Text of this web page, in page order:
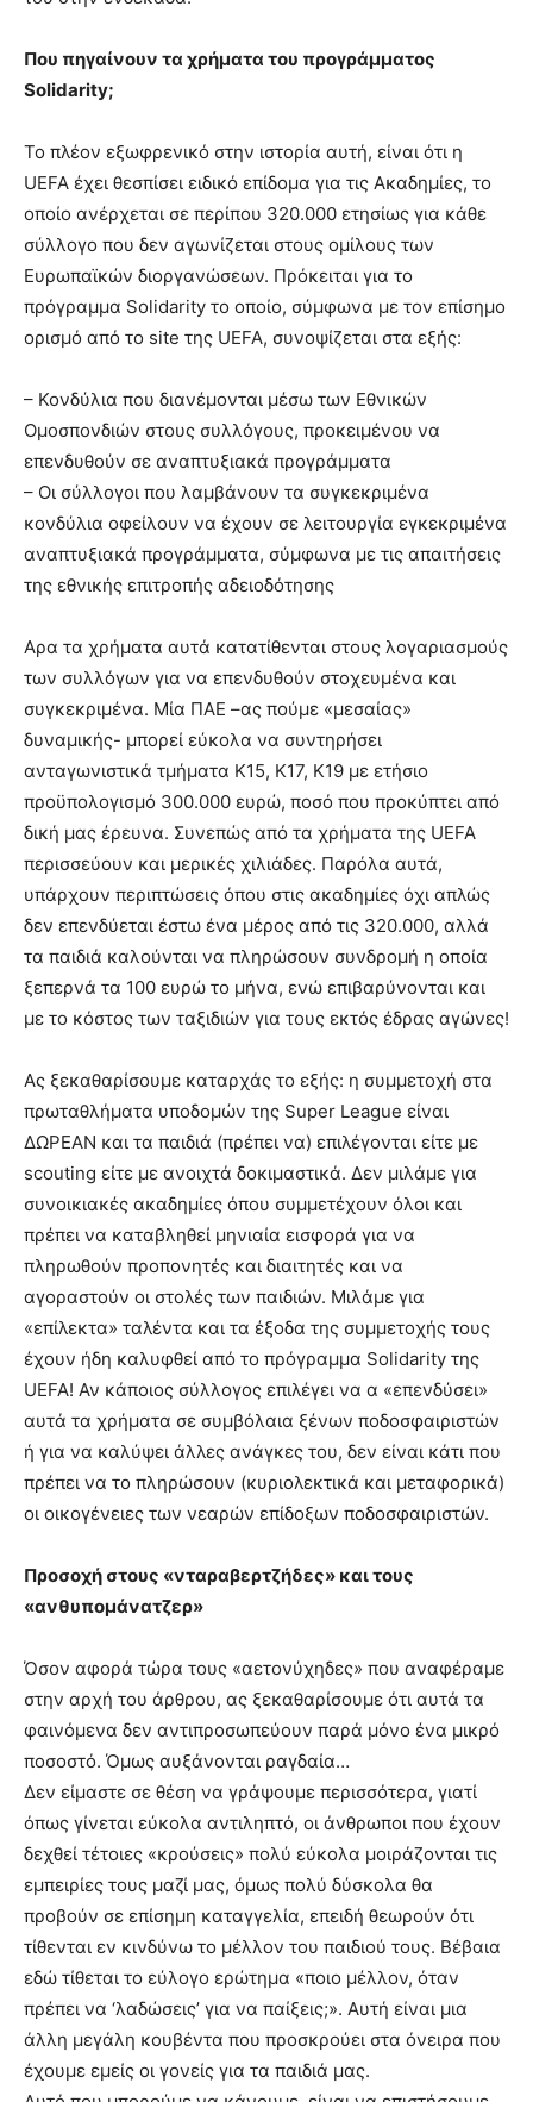
Που πηγαίνουν τα χρήματα του προγράμματος
Solidarity;
Το πλέον εξωφρενικό στην ιστορία αυτή, είναι ότι η
UEFA έχει θεσπίσει ειδικό επίδομα για τις Ακαδημίες, το
οποίο ανέρχεται σε περίπου 320.000 ετησίως για κάθε
σύλλογο που δεν αγωνίζεται στους ομίλους των
Ευρωπαϊκών διοργανώσεων. Πρόκειται για το
πρόγραμμα Solidarity το οποίο, σύμφωνα με τον επίσημο
ορισμό από το site της UEFA, συνοψίζεται στα εξής:
– Κονδύλια που διανέμονται μέσω των Εθνικών
Ομοσπονδιών στους συλλόγους, προκειμένου να
επενδυθούν σε αναπτυξιακά προγράμματα
– Οι σύλλογοι που λαμβάνουν τα συγκεκριμένα
κονδύλια οφείλουν να έχουν σε λειτουργία εγκεκριμένα
αναπτυξιακά προγράμματα, σύμφωνα με τις απαιτήσεις
της εθνικής επιτροπής αδειοδότησης
Αρα τα χρήματα αυτά κατατίθενται στους λογαριασμούς
των συλλόγων για να επενδυθούν στοχευμένα και
συγκεκριμένα. Μία ΠΑΕ –ας πούμε «μεσαίας»
δυναμικής- μπορεί εύκολα να συντηρήσει
ανταγωνιστικά τμήματα Κ15, Κ17, Κ19 με ετήσιο
προϋπολογισμό 300.000 ευρώ, ποσό που προκύπτει από
δική μας έρευνα. Συνεπώς από τα χρήματα της UEFA
περισσεύουν και μερικές χιλιάδες. Παρόλα αυτά,
υπάρχουν περιπτώσεις όπου στις ακαδημίες όχι απλώς
δεν επενδύεται έστω ένα μέρος από τις 320.000, αλλά
τα παιδιά καλούνται να πληρώσουν συνδρομή η οποία
ξεπερνά τα 100 ευρώ το μήνα, ενώ επιβαρύνονται και
με το κόστος των ταξιδιών για τους εκτός έδρας αγώνες!
Ας ξεκαθαρίσουμε καταρχάς το εξής: η συμμετοχή στα
πρωταθλήματα υποδομών της Super League είναι
ΔΩΡΕΑΝ και τα παιδιά (πρέπει να) επιλέγονται είτε με
scouting είτε με ανοιχτά δοκιμαστικά. Δεν μιλάμε για
συνοικιακές ακαδημίες όπου συμμετέχουν όλοι και
πρέπει να καταβληθεί μηνιαία εισφορά για να
πληρωθούν προπονητές και διαιτητές και να
αγοραστούν οι στολές των παιδιών. Μιλάμε για
«επίλεκτα» ταλέντα και τα έξοδα της συμμετοχής τους
έχουν ήδη καλυφθεί από το πρόγραμμα Solidarity της
UEFA! Αν κάποιος σύλλογος επιλέγει να α «επενδύσει»
αυτά τα χρήματα σε συμβόλαια ξένων ποδοσφαιριστών
ή για να καλύψει άλλες ανάγκες του, δεν είναι κάτι που
πρέπει να το πληρώσουν (κυριολεκτικά και μεταφορικά)
οι οικογένειες των νεαρών επίδοξων ποδοσφαιριστών.
Προσοχή στους «νταραβερτζήδες» και τους
«ανθυπομάνατζερ»
Όσον αφορά τώρα τους «αετονύχηδες» που αναφέραμε
στην αρχή του άρθρου, ας ξεκαθαρίσουμε ότι αυτά τα
φαινόμενα δεν αντιπροσωπεύουν παρά μόνο ένα μικρό
ποσοστό. Όμως αυξάνονται ραγδαία…
Δεν είμαστε σε θέση να γράψουμε περισσότερα, γιατί
όπως γίνεται εύκολα αντιληπτό, οι άνθρωποι που έχουν
δεχθεί τέτοιες «κρούσεις» πολύ εύκολα μοιράζονται τις
εμπειρίες τους μαζί μας, όμως πολύ δύσκολα θα
προβούν σε επίσημη καταγγελία, επειδή θεωρούν ότι
τίθενται εν κινδύνω το μέλλον του παιδιού τους. Βέβαια
εδώ τίθεται το εύλογο ερώτημα «ποιο μέλλον, όταν
πρέπει να ‘λαδώσεις’ για να παίξεις;». Αυτή είναι μια
άλλη μεγάλη κουβέντα που προσκρούει στα όνειρα που
έχουμε εμείς οι γονείς για τα παιδιά μας.